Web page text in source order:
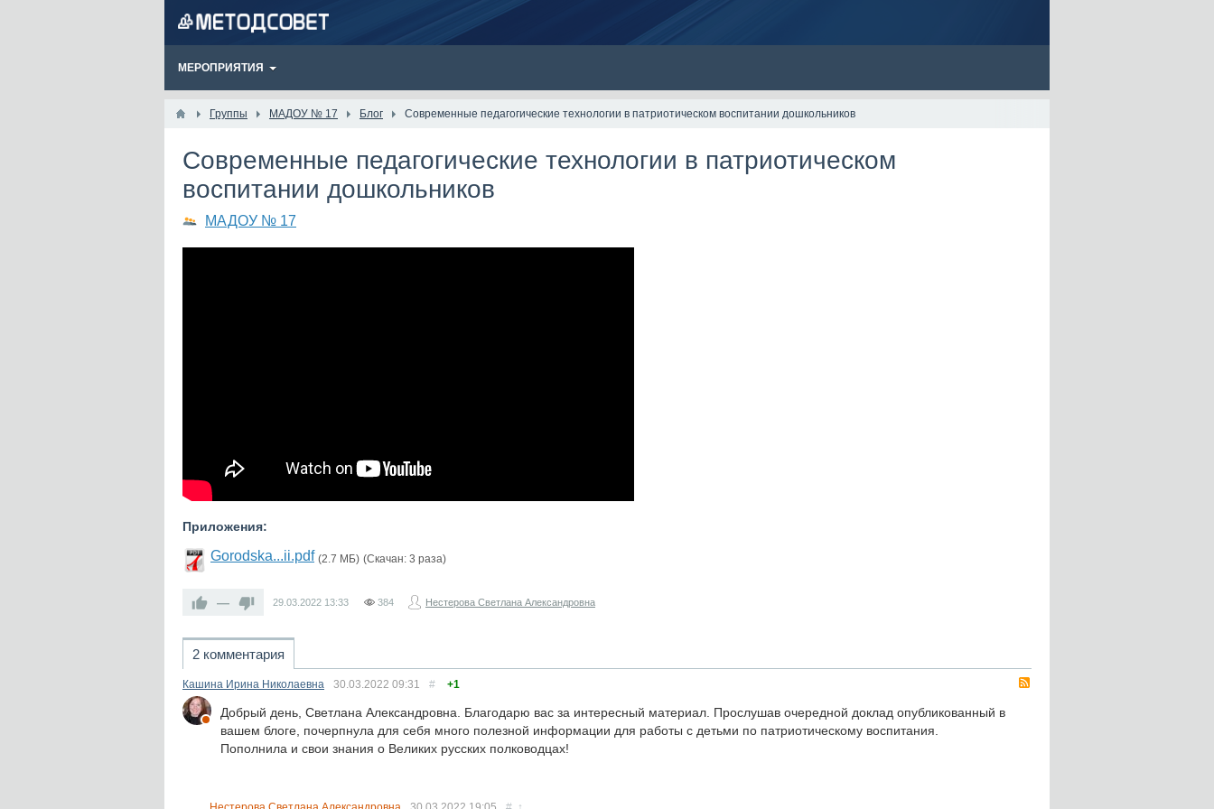
МЕРОПРИЯТИЯ
Группы МАДОУ № 17 Блог Современные педагогические технологии в патриотическом воспитании дошкольников
Современные педагогические технологии в патриотическом
воспитании дошкольников
МАДОУ № 17
Приложения:
Gorodska...ii.pdf (2.7 МБ) (Скачан: 3 раза)
— 29.03.2022 13:33 384 Нестерова Светлана Александровна
2 комментария
Кашина Ирина Николаевна 30.03.2022 09:31 # +1
Добрый день, Светлана Александровна. Благодарю вас за интересный материал. Прослушав очередной доклад опубликованный в
вашем блоге, почерпнула для себя много полезной информации для работы с детьми по патриотическому воспитания.
Пополнила и свои знания о Великих русских полководцах!